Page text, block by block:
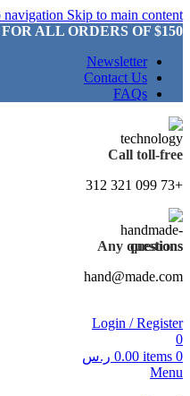
navigation Skip to main content
ALL ORDERS OF $150
Newsletter
Contact Us
FAQs
Call toll-free
+73 099 321 312
Any questions
hand@made.com
Login / Register
0
0
items
0.00 ر.س
Menu